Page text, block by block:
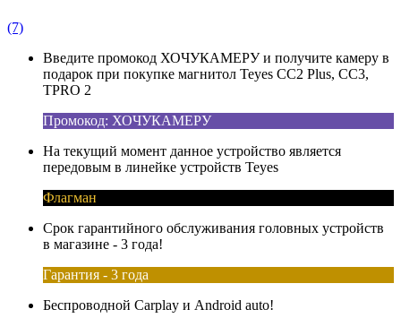
(7)
Введите промокод ХОЧУКАМЕРУ и получите камеру в
подарок при покупке магнитол Teyes CC2 Plus, CC3,
TPRO 2
Промокод: ХОЧУКАМЕРУ
На текущий момент данное устройство является
передовым в линейке устройств Teyes
Флагман
Срок гарантийного обслуживания головных устройств
в магазине - 3 года!
Гарантия - 3 года
Беспроводной Carplay и Android auto!